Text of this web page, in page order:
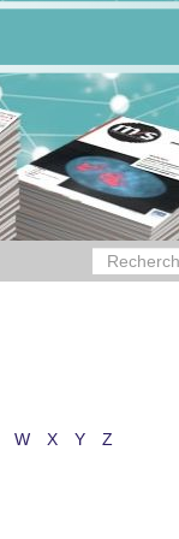
W X Y Z